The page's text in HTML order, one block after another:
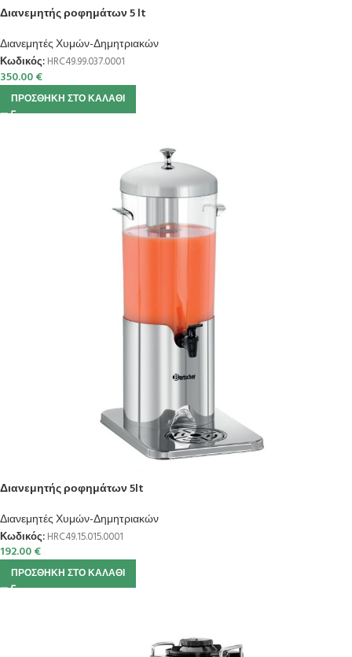
Διανεμητής ροφημάτων 5 lt
Διανεμητές Χυμών-Δημητριακών
Κωδικός: HRC49.99.037.0001
350.00€
ΠΡΟΣΘΉΚΗ ΣΤΟ ΚΑΛΆΘΙ
Διανεμητής ροφημάτων 5lt
Διανεμητές Χυμών-Δημητριακών
Κωδικός: HRC49.15.015.0001
192.00€
ΠΡΟΣΘΉΚΗ ΣΤΟ ΚΑΛΆΘΙ